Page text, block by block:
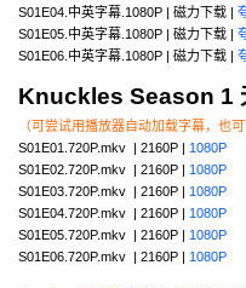
S01E04.中英字幕.1080P | 磁力下载 |
S01E05.中英字幕.1080P | 磁力下载 |
S01E06.中英字幕.1080P | 磁力下载 |
Knuckles Season 1
（可尝试用播放器自动加载字幕，也
S01E01.720P.mkv | 2160P | 1080P
S01E02.720P.mkv | 2160P | 1080P
S01E03.720P.mkv | 2160P | 1080P
S01E04.720P.mkv | 2160P | 1080P
S01E05.720P.mkv | 2160P | 1080P
S01E06.720P.mkv | 2160P | 1080P